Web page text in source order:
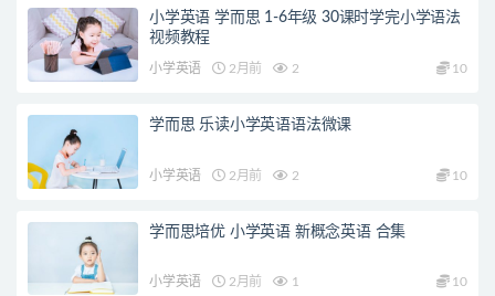
小学英语 学而思 1-6年级 30课时学完小学语法
视频教程
小学英语 2月前 2 10
学而思 乐读小学英语语法微课
小学英语 2月前 2 10
学而思培优 小学英语 新概念英语 合集
小学英语 2月前 1 10